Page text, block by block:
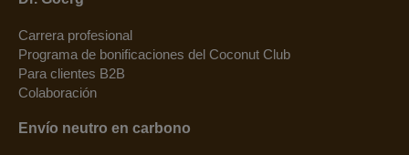
Carrera profesional
Programa de bonificaciones del Coconut Club
Para clientes B2B
Colaboración
Envío neutro en carbono